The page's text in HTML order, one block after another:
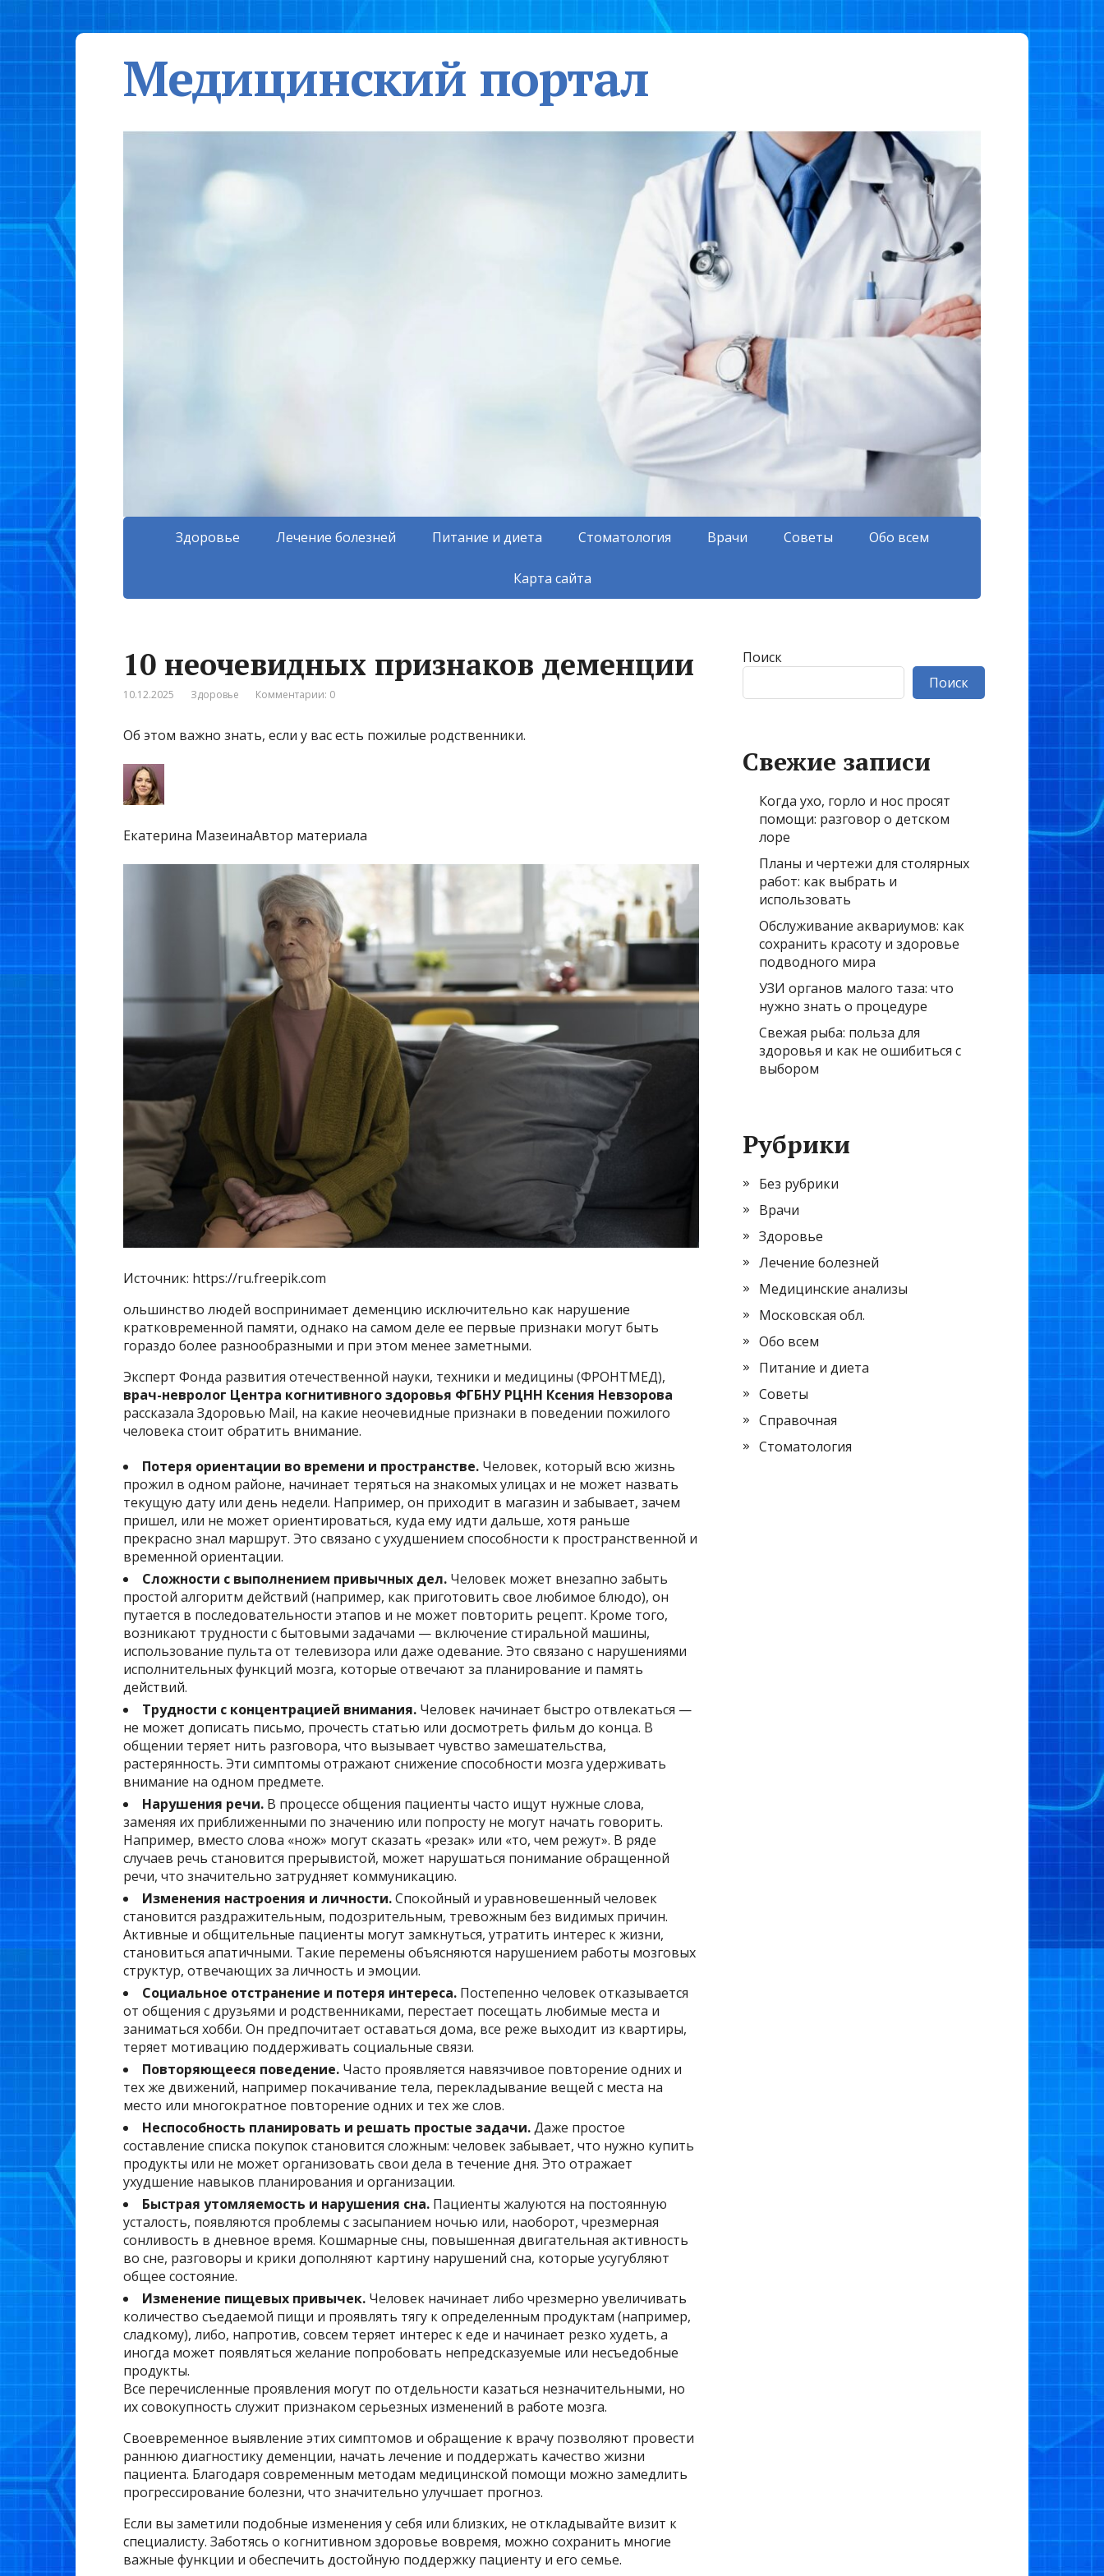
Медицинский портал
Здоровье Лечение болезней Питание и диета Стоматология Врачи Советы Обо всем
Карта сайта
10 неочевидных признаков деменции
10.12.2025 Здоровье Комментарии: 0
Об этом важно знать, если у вас есть пожилые родственники.
Екатерина МазеинаАвтор материала
Источник: https://ru.freepik.com
ольшинство людей воспринимает деменцию исключительно как нарушение
кратковременной памяти, однако на самом деле ее первые признаки могут быть
гораздо более разнообразными и при этом менее заметными.
Эксперт Фонда развития отечественной науки, техники и медицины (ФРОНТМЕД),
врач-невролог Центра когнитивного здоровья ФГБНУ РЦНН Ксения Невзорова
рассказала Здоровью Mail, на какие неочевидные признаки в поведении пожилого
человека стоит обратить внимание.
Потеря ориентации во времени и пространстве. Человек, который всю жизнь
прожил в одном районе, начинает теряться на знакомых улицах и не может назвать
текущую дату или день недели. Например, он приходит в магазин и забывает, зачем
пришел, или не может ориентироваться, куда ему идти дальше, хотя раньше
прекрасно знал маршрут. Это связано с ухудшением способности к пространственной и
временной ориентации.
Сложности с выполнением привычных дел. Человек может внезапно забыть
простой алгоритм действий (например, как приготовить свое любимое блюдо), он
путается в последовательности этапов и не может повторить рецепт. Кроме того,
возникают трудности с бытовыми задачами — включение стиральной машины,
использование пульта от телевизора или даже одевание. Это связано с нарушениями
исполнительных функций мозга, которые отвечают за планирование и память
действий.
Трудности с концентрацией внимания. Человек начинает быстро отвлекаться —
не может дописать письмо, прочесть статью или досмотреть фильм до конца. В
общении теряет нить разговора, что вызывает чувство замешательства,
растерянность. Эти симптомы отражают снижение способности мозга удерживать
внимание на одном предмете.
Нарушения речи. В процессе общения пациенты часто ищут нужные слова,
заменяя их приближенными по значению или попросту не могут начать говорить.
Например, вместо слова «нож» могут сказать «резак» или «то, чем режут». В ряде
случаев речь становится прерывистой, может нарушаться понимание обращенной
речи, что значительно затрудняет коммуникацию.
Изменения настроения и личности.Спокойный и уравновешенный человек
становится раздражительным, подозрительным, тревожным без видимых причин.
Активные и общительные пациенты могут замкнуться, утратить интерес к жизни,
становиться апатичными. Такие перемены объясняются нарушением работы мозговых
структур, отвечающих за личность и эмоции.
Социальное отстранение и потеря интереса. Постепенно человек отказывается
от общения с друзьями и родственниками, перестает посещать любимые места и
заниматься хобби. Он предпочитает оставаться дома, все реже выходит из квартиры,
теряет мотивацию поддерживать социальные связи.
Повторяющееся поведение. Часто проявляется навязчивое повторение одних и
тех же движений, например покачивание тела, перекладывание вещей с места на
место или многократное повторение одних и тех же слов.
Неспособность планировать и решать простые задачи.Даже простое
составление списка покупок становится сложным: человек забывает, что нужно купить
продукты или не может организовать свои дела в течение дня. Это отражает
ухудшение навыков планирования и организации.
Быстрая утомляемость и нарушения сна. Пациенты жалуются на постоянную
усталость, появляются проблемы с засыпанием ночью или, наоборот, чрезмерная
сонливость в дневное время. Кошмарные сны, повышенная двигательная активность
во сне, разговоры и крики дополняют картину нарушений сна, которые усугубляют
общее состояние.
Изменение пищевых привычек. Человек начинает либо чрезмерно увеличивать
количество съедаемой пищи и проявлять тягу к определенным продуктам (например,
сладкому), либо, напротив, совсем теряет интерес к еде и начинает резко худеть, а
иногда может появляться желание попробовать непредсказуемые или несъедобные
продукты.
Все перечисленные проявления могут по отдельности казаться незначительными, но
их совокупность служит признаком серьезных изменений в работе мозга.
Своевременное выявление этих симптомов и обращение к врачу позволяют провести
раннюю диагностику деменции, начать лечение и поддержать качество жизни
пациента. Благодаря современным методам медицинской помощи можно замедлить
прогрессирование болезни, что значительно улучшает прогноз.
Если вы заметили подобные изменения у себя или близких, не откладывайте визит к
специалисту. Заботясь о когнитивном здоровье вовремя, можно сохранить многие
важные функции и обеспечить достойную поддержку пациенту и его семье.
Поиск
Поиск
Свежие записи
Когда ухо, горло и нос просят
помощи: разговор о детском
лоре
Планы и чертежи для столярных
работ: как выбрать и
использовать
Обслуживание аквариумов: как
сохранить красоту и здоровье
подводного мира
УЗИ органов малого таза: что
нужно знать о процедуре
Свежая рыба: польза для
здоровья и как не ошибиться с
выбором
Рубрики
Без рубрики
Врачи
Здоровье
Лечение болезней
Медицинские анализы
Московская обл.
Обо всем
Питание и диета
Советы
Справочная
Стоматология